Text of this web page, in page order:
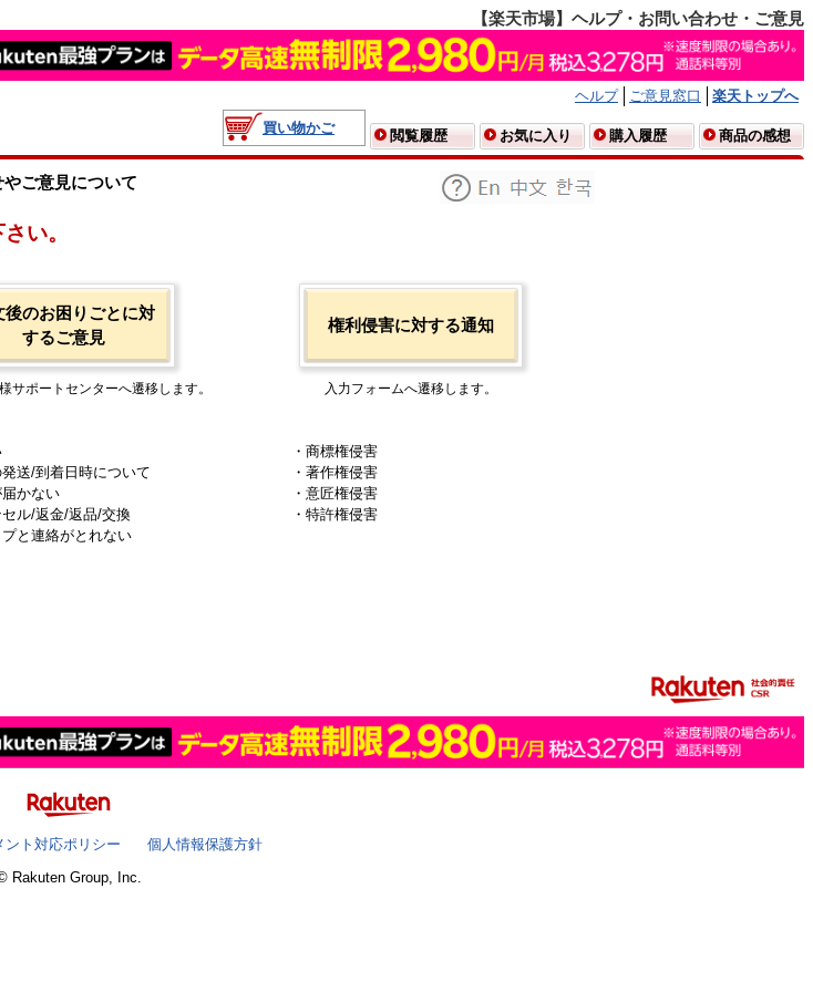
【楽天市場】ヘルプ・お問い合わせ・ご意見
ヘルプ ご意見窓口
楽天トップへ
買い物かご
閲覧履歴 お気に入り 購入履歴 商品の感想
ご意見について
い。
後のお困りごとに対
するご意見
サポートセンターへ遷移します。
発送/到着日時について
届かない
セル/返金/返品/交換
プと連絡がとれない
権利侵害に対する通知
入力フォームへ遷移します。
・商標権侵害
・著作権侵害
・意匠権侵害
・特許権侵害
ント対応ポリシー
個人情報保護方針
Rakuten Group, Inc.